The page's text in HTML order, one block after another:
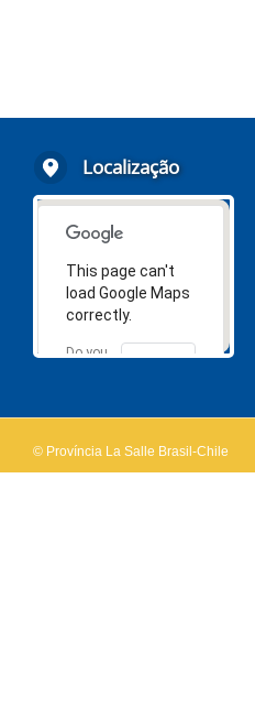
Localização
This page can't
load Google Maps
correctly.
Do you
OK
© Província La Salle Brasil-Chile